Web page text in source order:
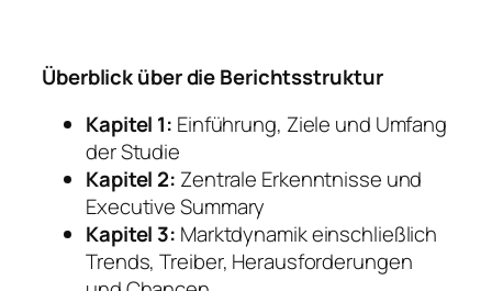
Überblick über die Berichtsstruktur
Kapitel 1: Einführung, Ziele und Umfang
der Studie
Kapitel 2: Zentrale Erkenntnisse und
Executive Summary
Kapitel 3: Marktdynamik einschließlich
Trends, Treiber, Herausforderungen